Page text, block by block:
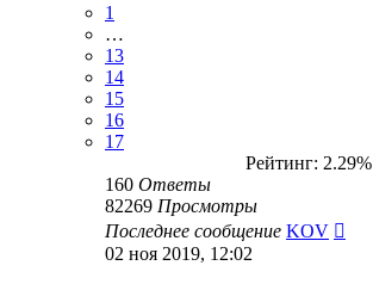
1
…
13
14
15
16
17
Рейтинг: 2.29%
160 Ответы
82269 Просмотры
Последнее сообщение KOV
02 ноя 2019, 12:02